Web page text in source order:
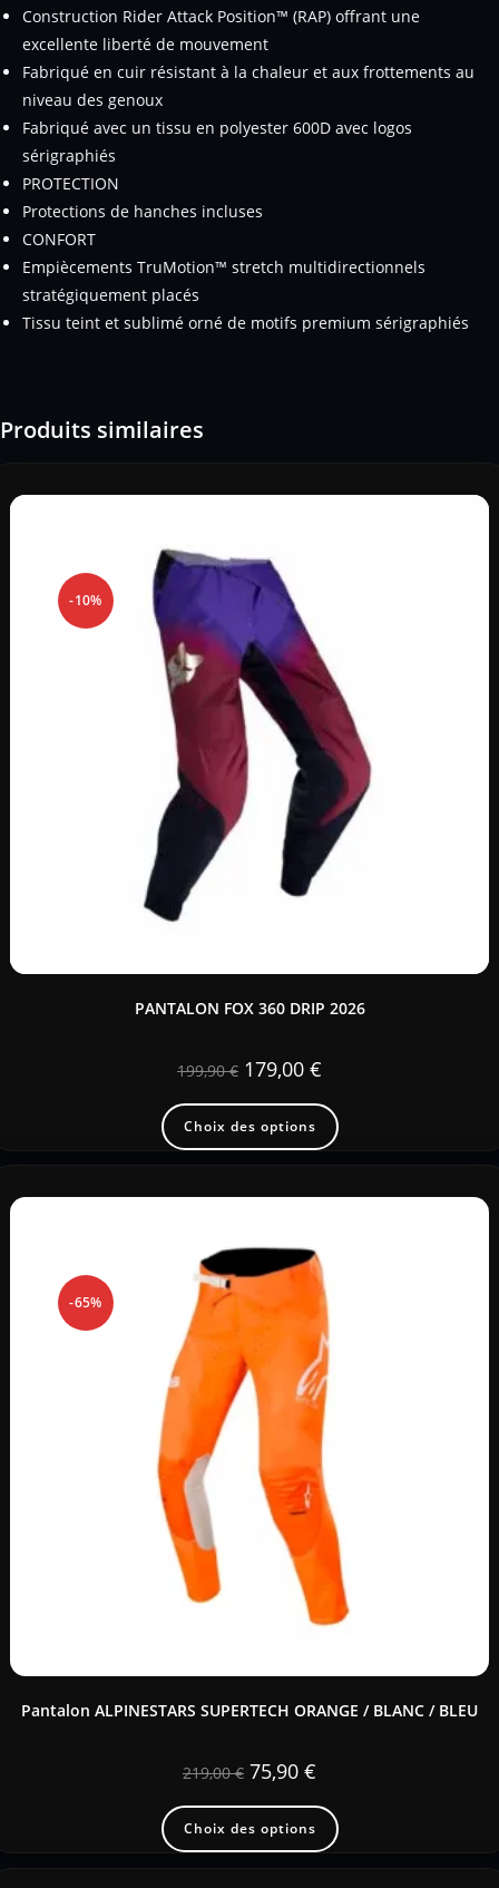
Construction Rider Attack Position™ (RAP) offrant une
excellente liberté de mouvement
Fabriqué en cuir résistant à la chaleur et aux frottements au
niveau des genoux
Fabriqué avec un tissu en polyester 600D avec logos
sérigraphiés
PROTECTION
Protections de hanches incluses
CONFORT
Empiècements TruMotion™ stretch multidirectionnels
stratégiquement placés
Tissu teint et sublimé orné de motifs premium sérigraphiés
Produits similaires
-10%
PANTALON FOX 360 DRIP 2026
199,90€ 179,00 €
Choix des options
-65%
Pantalon ALPINESTARS SUPERTECH ORANGE / BLANC / BLEU
219,00€ 75,90 €
Choix des options